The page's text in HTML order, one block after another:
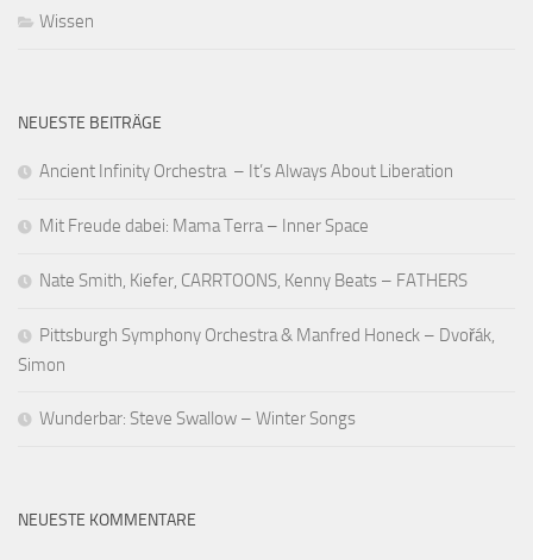
Wissen
NEUESTE BEITRÄGE
Ancient Infinity Orchestra – It’s Always About Liberation
Mit Freude dabei: Mama Terra – Inner Space
Nate Smith, Kiefer, CARRTOONS, Kenny Beats – FATHERS
Pittsburgh Symphony Orchestra & Manfred Honeck – Dvořák,
Simon
Wunderbar: Steve Swallow – Winter Songs
NEUESTE KOMMENTARE